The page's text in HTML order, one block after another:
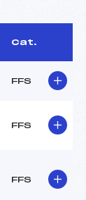
Cat.
FFS
FFS
FFS